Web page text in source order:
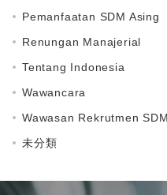
Pemanfaatan SDM Asing
Renungan Manajerial
Tentang Indonesia
Wawancara
Wawasan Rekrutmen
未分類